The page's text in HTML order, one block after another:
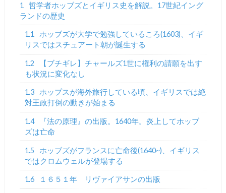
1
哲学者ホッブズとイギリス史を解説。17世紀イング
ランドの歴史
1.1
ホッブズが大学で勉強しているころ(1603)、イギ
リスではスチュアート朝が誕生する
1.2
【ブチギレ】チャールズ1世に権利の請願を出す
も状況に変化なし
1.3 ホップスが海外旅行している頃、イギリスでは絶
対王政打倒の動きが始まる
1.4
『法の原理』の出版。1640年。炎上してホッブ
ズは亡命
1.5
ホッブズがフランスに亡命後(1640~)、イギリス
ではクロムウェルが登場する
1.6 １６５１年 リヴァイアサンの出版